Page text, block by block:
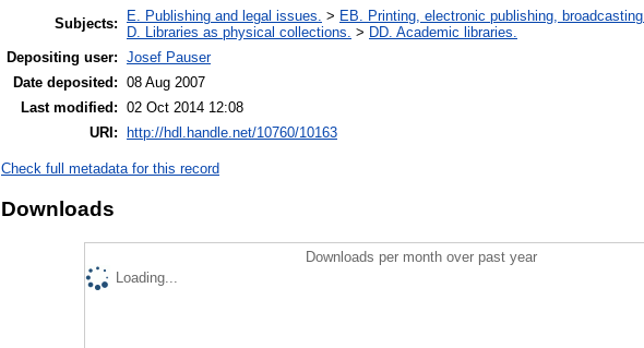
Subjects:
E. Publishing and legal issues. > EB. Printing, electronic publishing, broadcasting.
D. Libraries as physical collections. > DD. Academic libraries.
Depositing user: Josef Pauser
Date deposited: 08 Aug 2007
Last modified: 02 Oct 2014 12:08
URI:
http://hdl.handle.net/10760/10163
Check full metadata for this record
Downloads
Downloads per month over past year
Loading...